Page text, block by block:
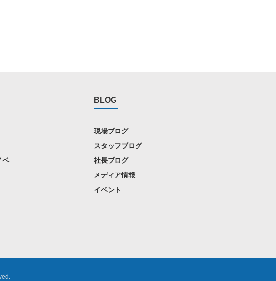
ベ
BLOG
現場ブログ
スタッフブログ
社長ブログ
メディア情報
イベント